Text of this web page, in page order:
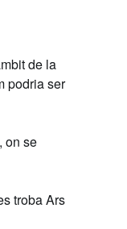
de la
podria ser
, on se
troba Ars